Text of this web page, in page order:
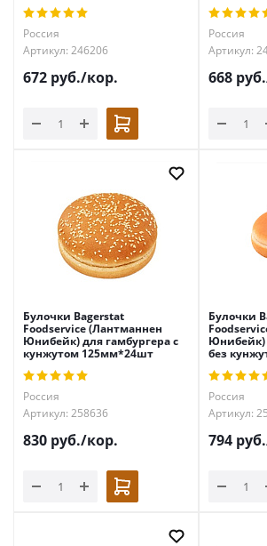
Россия
Артикул: 246206
672 руб./кор.
Россия
Артикул:
668 руб.
Булочки Bagerstat
Foodservice (Лантманнен
Юнибейк) для гамбургера с
кунжутом 125мм*24шт
Россия
Артикул: 258636
830 руб./кор.
Булочки
Юнибейк)
без
Россия
Артикул:
794 руб.